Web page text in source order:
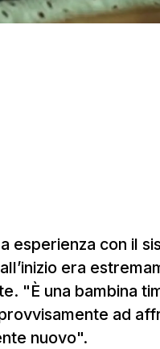
esperienza con il
era
"È una bambina
ad
nuovo".